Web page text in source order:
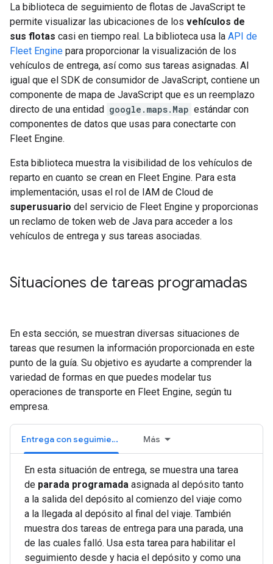
La biblioteca de seguimiento de flotas de JavaScript te
permite visualizar las ubicaciones de los vehículos de
sus flotas casi en tiempo real. La biblioteca usa la API de
Fleet Engine para proporcionar la visualización de los
vehículos de entrega, así como sus tareas asignadas. Al
igual que el SDK de consumidor de JavaScript, contiene un
componente de mapa de JavaScript que es un reemplazo
directo de una entidad google.maps.Map estándar con
componentes de datos que usas para conectarte con
Fleet Engine.
Esta biblioteca muestra la visibilidad de los vehículos de
reparto en cuanto se crean en Fleet Engine. Para esta
implementación, usas el rol de IAM de Cloud de
superusuario del servicio de Fleet Engine y proporcionas
un reclamo de token web de Java para acceder a los
vehículos de entrega y sus tareas asociadas.
Situaciones de tareas programadas
En esta sección, se muestran diversas situaciones de
tareas que resumen la información proporcionada en este
punto de la guía. Su objetivo es ayudarte a comprender la
variedad de formas en que puedes modelar tus
operaciones de transporte en Fleet Engine, según tu
empresa.
Entrega con seguimiento Más
En esta situación de entrega, se muestra una tarea
de parada programada asignada al depósito tanto
a la salida del depósito al comienzo del viaje como
a la llegada al depósito al final del viaje. También
muestra dos tareas de entrega para una parada, una
de las cuales falló. Usa esta tarea para habilitar el
seguimiento desde y hacia el depósito y como una